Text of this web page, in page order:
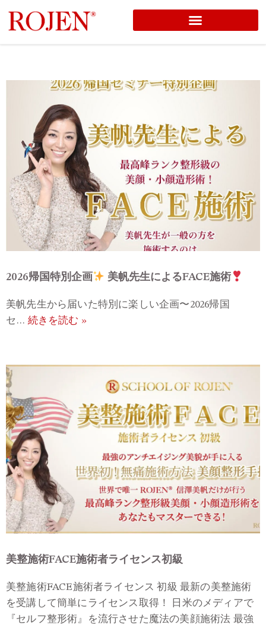
コ
ン
プ
2026帰国特別企画 美帆先生によるFACE施術
美帆先生から届いた特別に楽しい企画〜2026帰国
セ… 続きを読む »
美整施術FACE施術者ライセンス初級
美整施術FACE施術者ライセンス 初級 最新の美整施術
を受講して簡単にライセンス取得！ 日米のメディアで
『セルフ整形術』を流行させた魔法の美顔施術法 最強